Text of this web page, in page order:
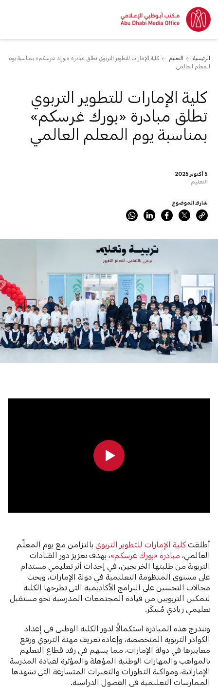
الرئيسية التعليم
كلية الإمارات للتطوير التربوي تطلق مبادرة «بورك غرسكم» بمناسبة يوم
المعلم العالمي
5 أكتوبر 2025
التعليم
كلية الإمارات للتطوير التربوي
تطلق مبادرة «بورك غرسكم»
بمناسبة يوم المعلم العالمي
شارك الموضوع
أطلقتكلية الإمارات للتطوير التربويبالتزامن مع يوم المعلّم
العالمي، مبادرة «بورك غرسكم»، بهدف تعزيز دور القيادات
التربوية من طلبتها الخريجين، في إحداث أثر تعليمي مستدام
على مستوى المنظومة التعليمية في دولة الإمارات، وبحث
مجالات التحسين على البرامج الأكاديمية التي تطرحها الكلية
لتمكين التربويين من قيادة المجتمعات المدرسية نحو مستقبل
تعليمي ريادي مُبتكَر.
وتندرج هذه المبادرة استكمالاً لدور الكلية الوطني في إعداد
الكوادر التربوية المتخصصة، وإعادة تعريف مهنة التربوي ورفع
معاييرها في دولة الإمارات، مما يسهم في رفد قطاع التعليم
بالمواهب والمهارات الوطنية المؤهلة والمؤثرة لقيادة المدرسة
الإماراتية، ومواكبة التطورات والتغيرات المتسارعة التي تشهدها
الممارسات التعليمية في الفصول الدراسية.